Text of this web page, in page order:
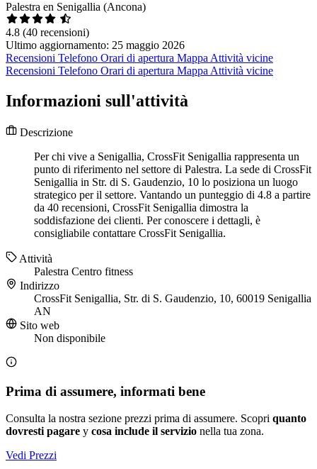
Palestra en Senigallia (Ancona)
4.8 (40 recensioni)
Ultimo aggiornamento: 25 maggio 2026
Recensioni Telefono Orari di apertura Mappa Attività vicine
Recensioni Telefono Orari di apertura Mappa Attività vicine
Informazioni sull'attività
Descrizione
Per chi vive a Senigallia, CrossFit Senigallia rappresenta un
punto di riferimento nel settore di Palestra. La sede di CrossFit
Senigallia in Str. di S. Gaudenzio, 10 lo posiziona un luogo
strategico per il settore. Vantando un punteggio di 4.8 a partire
da 40 recensioni, CrossFit Senigallia dimostra la
soddisfazione dei clienti. Per conoscere i dettagli, è
consigliabile contattare CrossFit Senigallia.
Attività
Palestra Centro fitness
Indirizzo
CrossFit Senigallia, Str. di S. Gaudenzio, 10, 60019 Senigallia
AN
Sito web
Non disponibile
Prima di assumere, informati bene
Consulta la nostra sezione prezzi prima di assumere. Scopri quanto
dovresti pagare y cosa include il servizio nella tua zona.
Vedi Prezzi